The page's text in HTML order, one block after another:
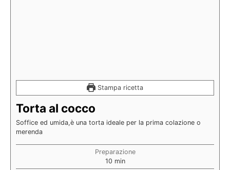
Stampa ricetta
Torta al cocco
Soffice ed umida,è una torta ideale per la prima colazione o
merenda
Preparazione
10 min